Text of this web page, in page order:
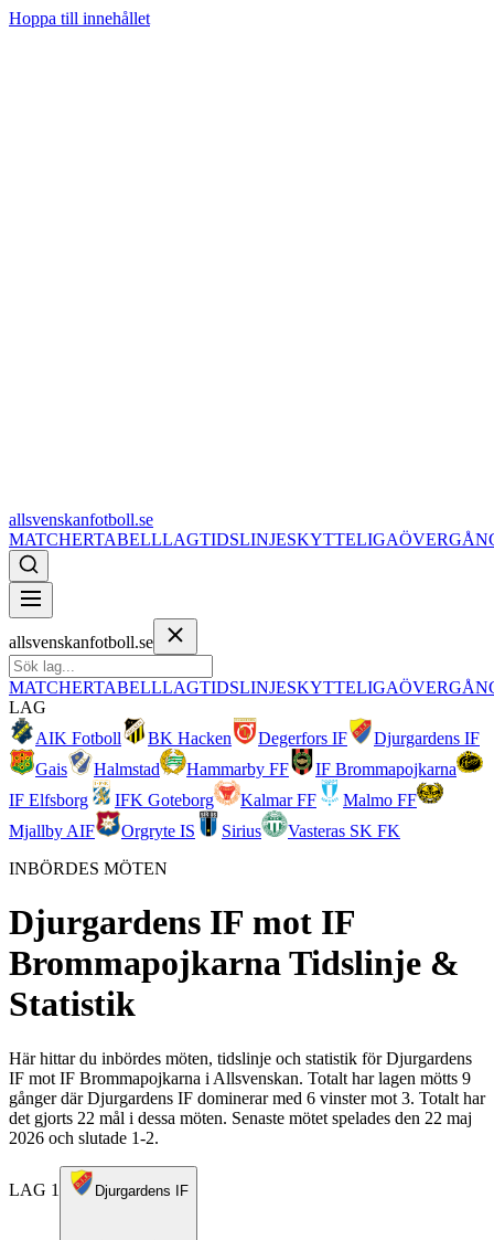
Hoppa till innehållet
allsvenskanfotboll.se
MATCHERTABELLLAGTIDSLINJESKYTTELIGA
allsvenskanfotboll.se
MATCHERTABELLLAGTIDSLINJESKYTTELIGA
LAG
AIK Fotboll
BK Hacken Degerfors IF
Djurgardens IF
Gais
Halmstad Hammarby FF
IF Brommapojkarna
IF Elfsborg
IFK Goteborg Kalmar FF
Malmo FF
Mjallby AIF
Orgryte IS Sirius
Vasteras SK FK
INBÖRDES MÖTEN
Djurgardens IF mot IF
BrommapojkarnaTidslinje &
Statistik
Här hittar du inbördes möten, tidslinje och statistik för Djurgardens
IF mot IF Brommapojkarna i Allsvenskan. Totalt har lagen mötts 9
gånger där Djurgardens IF dominerar med 6 vinster mot 3. Totalt har
det gjorts 22 mål i dessa möten. Senaste mötet spelades den 22 maj
2026 och slutade 1-2.
LAG 1 Djurgardens IF